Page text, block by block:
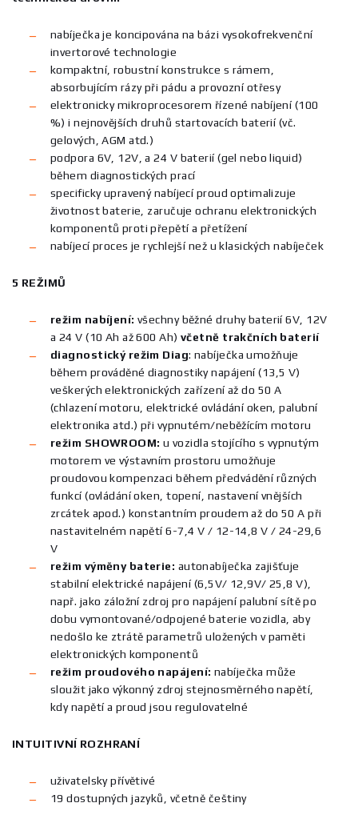
nabíječka je koncipována na bázi vysokofrekvenční
invertorové technologie
kompaktní, robustní konstrukce s rámem,
absorbujícím rázy při pádu a provozní otřesy
elektronicky mikroprocesorem řízené nabíjení (100
%) i nejnovějších druhů startovacích baterií (vč.
gelových, AGM atd.)
podpora 6V, 12V, a 24 V baterií (gel nebo liquid)
během diagnostických prací
specificky upravený nabíjecí proud optimalizuje
životnost baterie, zaručuje ochranu elektronických
komponentů proti přepětí a přetížení
nabíjecí proces je rychlejší než u klasických nabíječek
5 REŽIMŮ
režim nabíjení: všechny běžné druhy baterií 6V, 12V
a 24 V (10 Ah až 600 Ah) včetně trakčních baterií
diagnostický režim Diag: nabíječka umožňuje
během prováděné diagnostiky napájení (13,5 V)
veškerých elektronických zařízení až do 50 A
(chlazení motoru, elektrické ovládání oken, palubní
elektronika atd.) při vypnutém/neběžícím motoru
režim SHOWROOM: u vozidla stojícího s vypnutým
motorem ve výstavním prostoru umožňuje
proudovou kompenzaci během předvádění různých
funkcí (ovládání oken, topení, nastavení vnějších
zrcátek apod.) konstantním proudem až do 50 A při
nastavitelném napětí 6-7,4 V / 12-14,8 V / 24-29,6
V
režim výměny baterie: autonabíječka zajišťuje
stabilní elektrické napájení (6,5V/ 12,9V/ 25,8 V),
např. jako záložní zdroj pro napájení palubní sítě po
dobu vymontované/odpojené baterie vozidla, aby
nedošlo ke ztrátě parametrů uložených v paměti
elektronických komponentů
režim proudového napájení: nabíječka může
sloužit jako výkonný zdroj stejnosměrného napětí,
kdy napětí a proud jsou regulovatelné
INTUITIVNÍ ROZHRANÍ
uživatelsky přívětivé
19 dostupných jazyků, včetně češtiny